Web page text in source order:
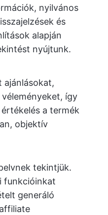
nyilvános
és
alapján
nyújtunk.
ajánlásokat,
így
a termék
objektív
tekintjük.
funkcióinkat
generáló